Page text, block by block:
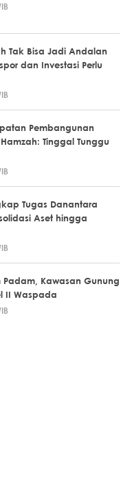
Tak Bisa Jadi Andalan
dan Investasi Perlu
Pembangunan
Tinggal Tunggu
Tugas Danantara
Aset hingga
Padam, Kawasan Gunung
II Waspada